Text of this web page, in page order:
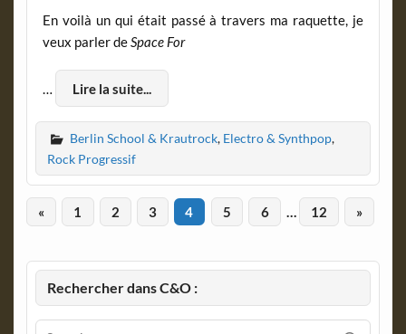
En voilà un qui était passé à travers ma raquette, je
veux parler deSpace For
… Lire la suite...
Berlin School & Krautrock, Electro & Synthpop,
Rock Progressif
« 1 2 3 4 5 6 … 12 »
Rechercher dans C&O :